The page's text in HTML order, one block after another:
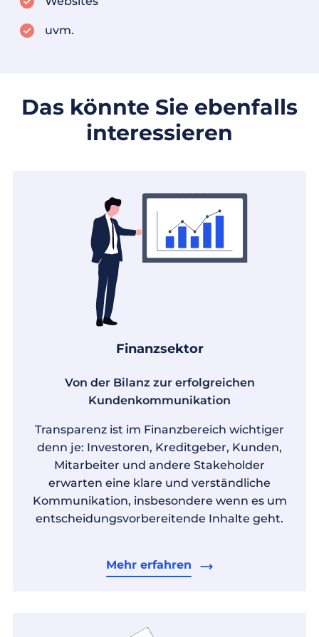
uvm.
Das könnte Sie ebenfalls
interessieren
Finanzsektor
Von der Bilanz zur erfolgreichen
Kundenkommunikation
Transparenz ist im Finanzbereich wichtiger
denn je: Investoren, Kreditgeber, Kunden,
Mitarbeiter und andere Stakeholder
erwarten eine klare und verständliche
Kommunikation, insbesondere wenn es um
entscheidungsvorbereitende Inhalte geht.
Mehr erfahren